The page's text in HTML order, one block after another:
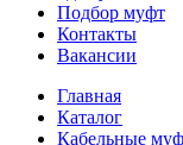
Подбор муфт
Контакты
Вакансии
Главная
Каталог
Кабельные